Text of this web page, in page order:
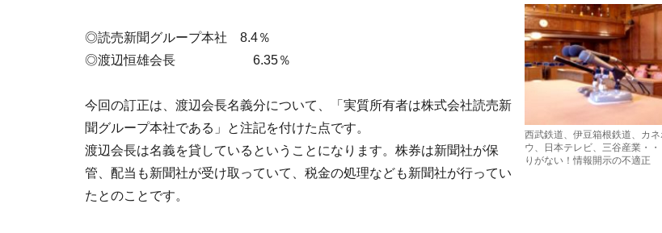
西武鉄道、伊豆箱根鉄道、カネ
ウ、日本テレビ、三谷産業・・
りがない！情報開示の不適正
◎読売新聞グループ本社 8.4％
◎渡辺恒雄会長 6.35％
今回の訂正は、渡辺会長名義分について、「実質所有者は株式会社読売新
聞グループ本社である」と注記を付けた点です。
渡辺会長は名義を貸しているということになります。株券は新聞社が保
管、配当も新聞社が受け取っていて、税金の処理なども新聞社が行ってい
たとのことです。